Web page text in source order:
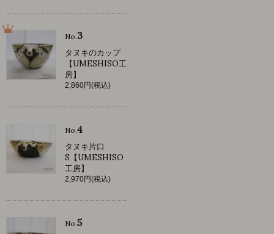
No.3
タヌキのカップ
【UMESHISO工
房】
2,860円(税込)
No.4
タヌキ片口
S【UMESHISO
工房】
2,970円(税込)
No.5